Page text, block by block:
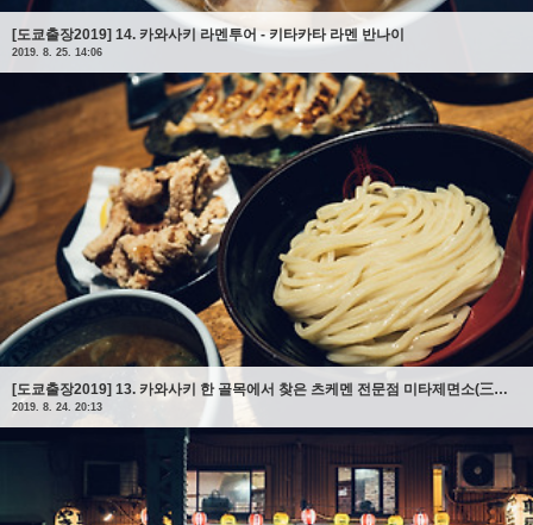
[도쿄출장2019] 14. 카와사키 라멘투어 - 키타카타 라멘 반나이
2019. 8. 25. 14:06
[도쿄출장2019] 13. 카와사키 한 골목에서 찾은 츠케멘 전문점 미타제면소(三田製麵所)
2019. 8. 24. 20:13